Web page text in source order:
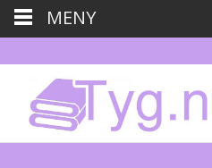
MENY